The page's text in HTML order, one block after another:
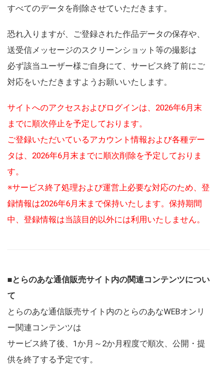
すべてのデータを削除させていただきます。
恐れ入りますが、ご登録された作品データの保存や、
送受信メッセージのスクリーンショット等の撮影は
必ず該当ユーザー様ご自身にて、サービス終了前にご
対応をいただきますようお願いいたします。
サイトへのアクセスおよびログインは、2026年6月末
までに順次停止を予定しております。
ご登録いただいているアカウント情報および各種デー
タは、2026年6月末までに順次削除を予定しておりま
す。
※サービス終了処理および運営上必要な対応のため、登
録情報は2026年6月末まで保持いたします。保持期間
中、登録情報は当該目的以外には利用いたしません。
■とらのあな通信販売サイト内の関連コンテンツについ
て
とらのあな通信販売サイト内のとらのあなWEBオンリ
ー関連コンテンツは
サービス終了後、1か月～2か月程度で順次、公開・提
供を終了する予定です。